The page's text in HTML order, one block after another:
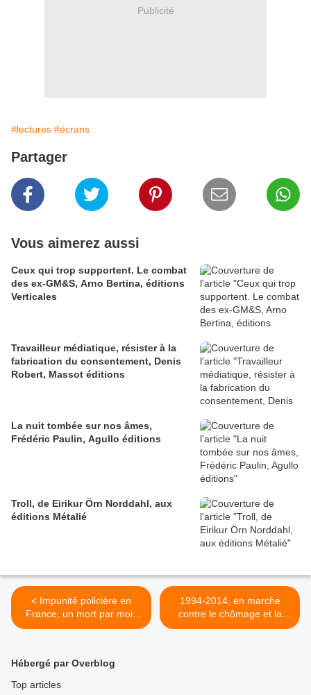
Publicité
#lectures #écrans
Partager
Vous aimerez aussi
Ceux qui trop supportent. Le combat
des ex-GM&S, Arno Bertina, éditions
Verticales
Travailleur médiatique, résister à la
fabrication du consentement, Denis
Robert, Massot éditions
La nuit tombée sur nos âmes,
Frédéric Paulin, Agullo éditions
Troll, de Eirikur Örn Norddahl, aux
éditions Métalié
< Impunité policière en
France, un mort par mois
en moyenne des suites
1994-2014, en marche
contre le chômage et la
précarité >
Hébergé par Overblog
Top articles